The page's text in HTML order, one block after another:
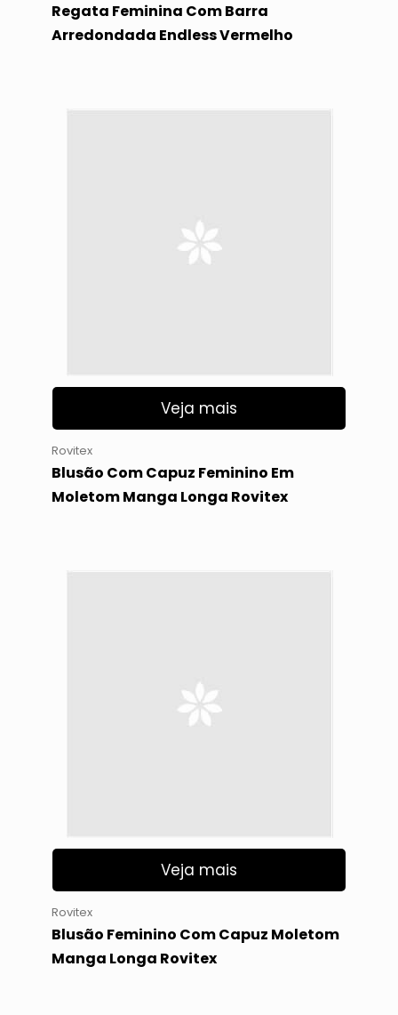
Regata Feminina Com Barra
Arredondada Endless Vermelho
Veja mais
Rovitex
Blusão Com Capuz Feminino Em
Moletom Manga Longa Rovitex
Veja mais
Rovitex
Blusão Feminino Com Capuz Moletom
Manga Longa Rovitex